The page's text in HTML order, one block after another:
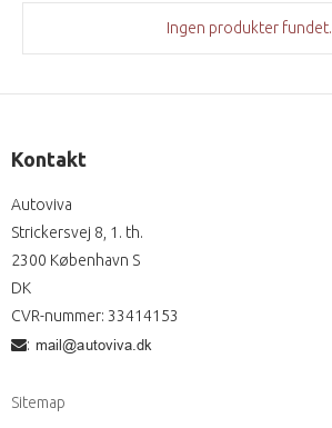
Ingen produkter fundet.
Kontakt
Autoviva
Strickersvej 8, 1. th.
2300 København S
DK
CVR-nummer: 33414153
:
Sitemap